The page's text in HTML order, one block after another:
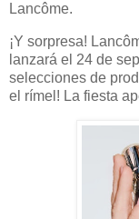
Lancôme.
¡Y sorpresa!
lanzará el 24 de
selecciones de
el rímel! La fiesta